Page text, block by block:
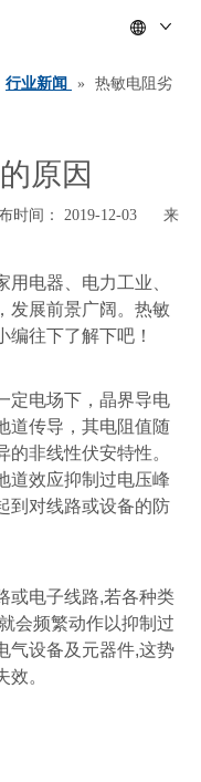
行业新闻 »
热敏电阻劣
原因
间： 2019-12-03 来
电器、电力工业、
发展前景广阔。热敏
编往下了解下吧！
定电场下，晶界导电
道传导，其电阻值随
非线性伏安特性。
道效应抑制过电压峰
到对线路或设备的防
或电子线路,若各种类
会频繁动作以抑制过
气设备及元器件,这势
。